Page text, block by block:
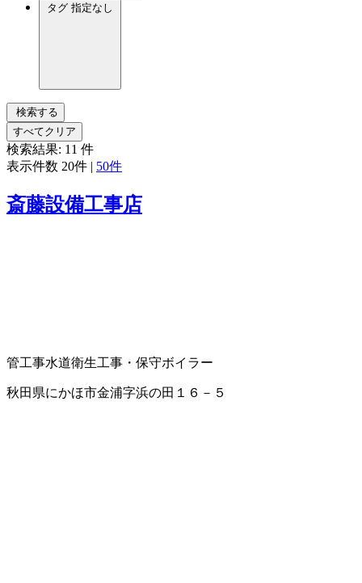
タグ 指定なし
検索する
すべてクリア
検索結果: 11 件
表示件数 20件 | 50件
斎藤設備工事店
管工事水道衛生工事・保守ボイラー
秋田県にかほ市金浦字浜の田１６－５